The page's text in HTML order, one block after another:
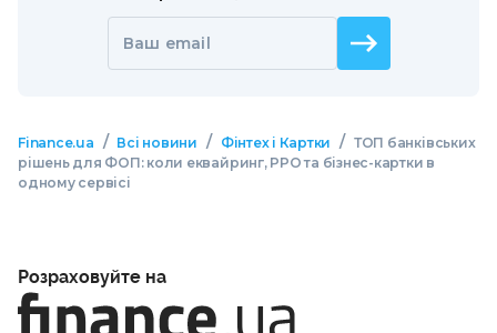
Ваш email
Finance.ua / Всі новини / Фінтех і Картки / ТОП банківських
рішень для ФОП: коли еквайринг, РРО та бізнес-картки в
одному сервісі
Розраховуйте на